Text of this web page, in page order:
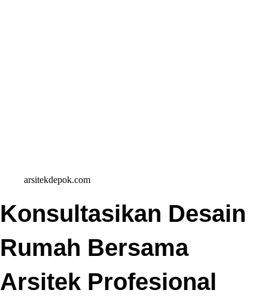
arsitekdepok.com
Konsultasikan Desain
Rumah Bersama
Arsitek Profesional